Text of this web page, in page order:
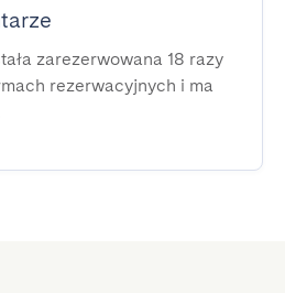
zarezerwowana 18 razy
rezerwacyjnych i ma